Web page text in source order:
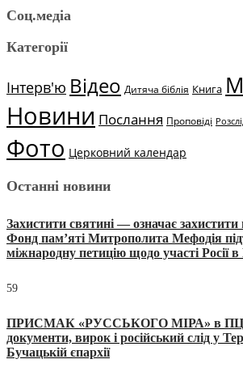
Соц.медіа
Категорії
Інтерв'ю Відео Дитяча біблія Книга
Новини Послання Проповіді
Фото Церковний календар
Останні новини
Захистити святині — означає
Фонд пам’яті Митрополита Мефодія
міжнародну петицію щодо участі
59
ПРИСМАК «РУССЬКОГО МІРА» в
документи, вирок і російський слід у
Бучацькій єпархії